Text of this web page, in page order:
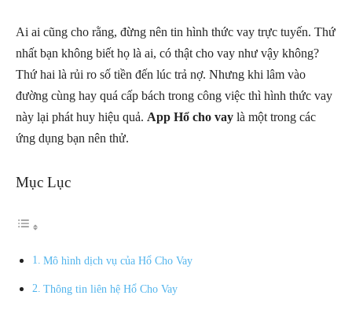
Ai ai cũng cho rằng, đừng nên tin hình thức vay trực tuyến. Thứ
nhất bạn không biết họ là ai, có thật cho vay như vậy không?
Thứ hai là rủi ro số tiền đến lúc trả nợ. Nhưng khi lâm vào
đường cùng hay quá cấp bách trong công việc thì hình thức vay
này lại phát huy hiệu quả. App Hổ cho vay là một trong các
ứng dụng bạn nên thử.
Mục Lục
Mô hình dịch vụ của Hổ Cho Vay
Thông tin liên hệ Hổ Cho Vay